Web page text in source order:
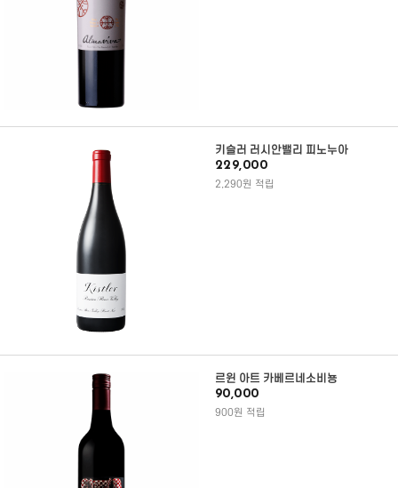
키슬러 러시안밸리 피노누아
229,000
2,290원 적립
르윈 아트 카베르네소비뇽
90,000
900원 적립